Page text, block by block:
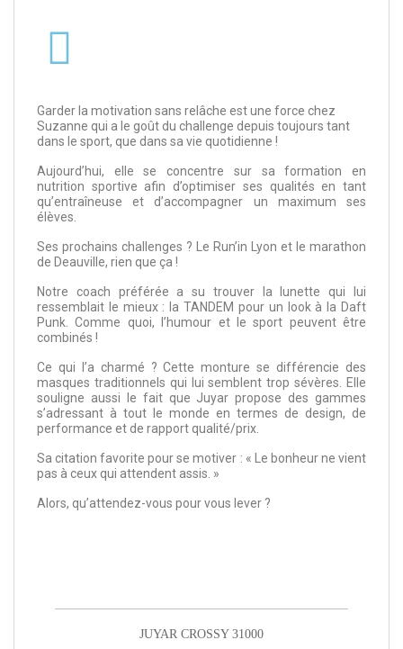
Garder la motivation sans relâche est une force chez
Suzanne qui a le goût du challenge depuis toujours tant
dans le sport, que dans sa vie quotidienne !
Aujourd’hui, elle se concentre sur sa formation en
nutrition sportive afin d’optimiser ses qualités en tant
qu’entraîneuse et d’accompagner un maximum ses
élèves.
Ses prochains challenges ? Le Run’in Lyon et le marathon
de Deauville, rien que ça !
Notre coach préférée a su trouver la lunette qui lui
ressemblait le mieux : la TANDEM pour un look à la Daft
Punk. Comme quoi, l’humour et le sport peuvent être
combinés !
Ce qui l’a charmé ? Cette monture se différencie des
masques traditionnels qui lui semblent trop sévères. Elle
souligne aussi le fait que Juyar propose des gammes
s’adressant à tout le monde en termes de design, de
performance et de rapport qualité/prix.
Sa citation favorite pour se motiver : « Le bonheur ne vient
pas à ceux qui attendent assis. »
Alors, qu’attendez-vous pour vous lever ?
JUYAR CROSSY 31000